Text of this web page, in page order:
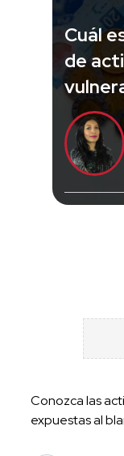
Cuál
de
Conozca las
expuestas al